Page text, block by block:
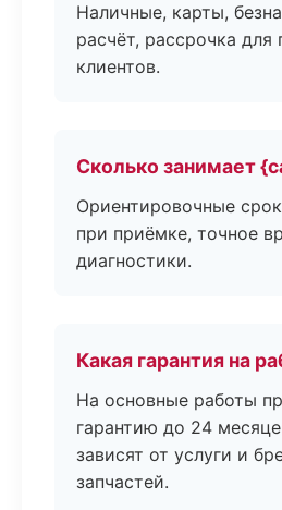
Наличные, карты,
расчёт, рассрочка для
клиентов.
Сколько занимает
Ориентировочные
при приёмке, точное
диагностики.
Какая гарантия на
На основные работы
гарантию до 24
зависят от услуги и
запчастей.